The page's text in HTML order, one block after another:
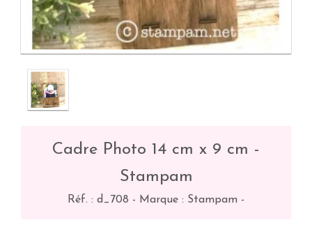
Cadre Photo 14 cm x 9 cm -
Stampam
Réf. : d_708 - Marque : Stampam -